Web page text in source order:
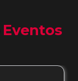
Eventos